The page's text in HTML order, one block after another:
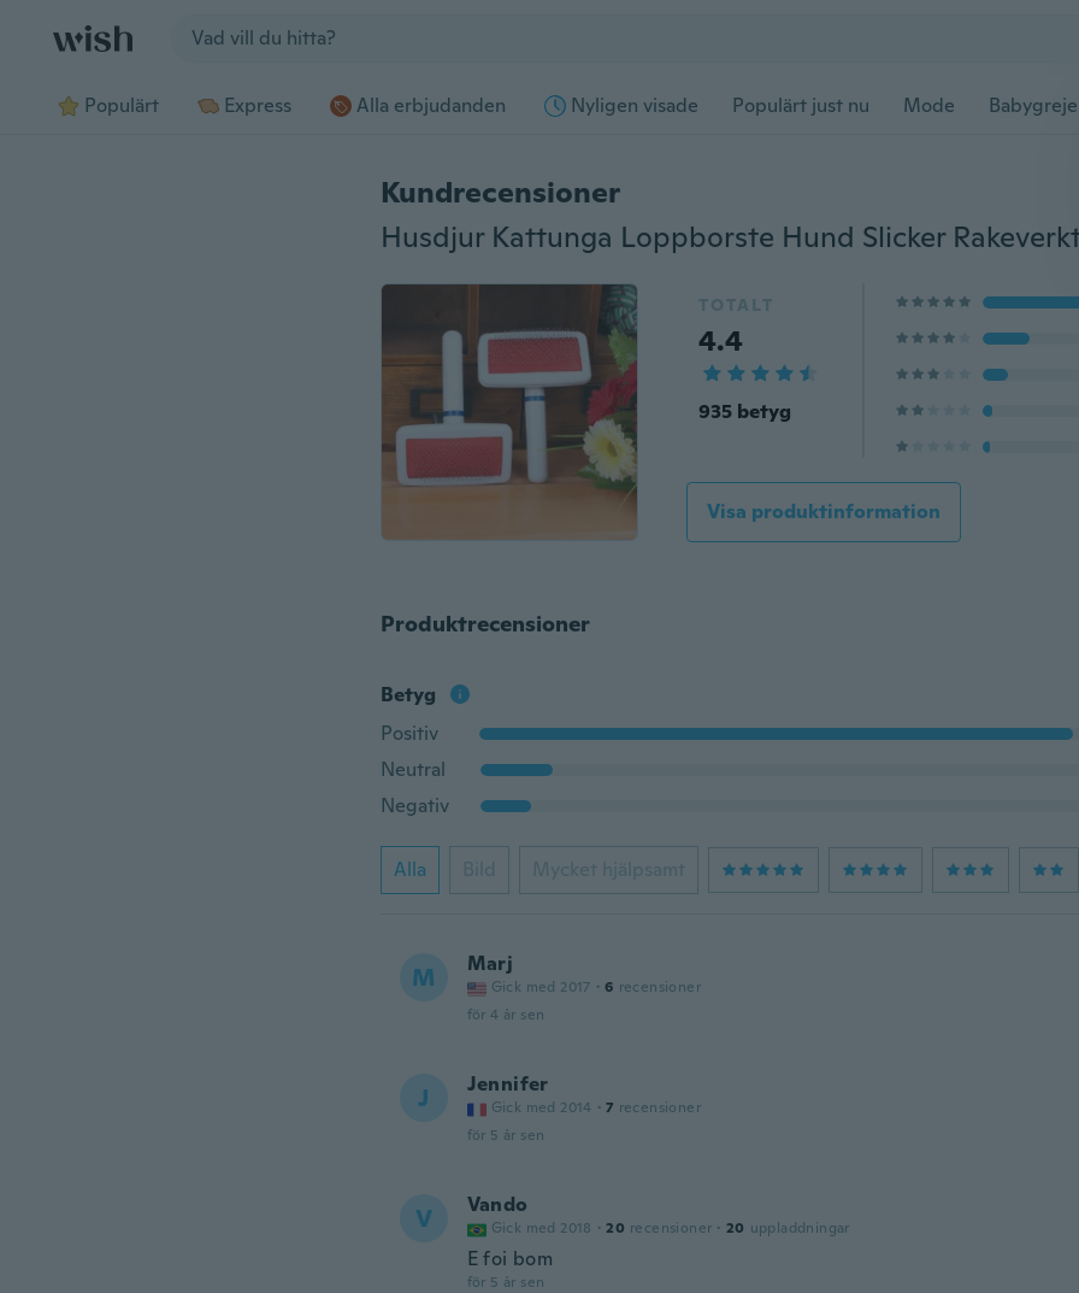
Populärt Express Alla erbjudanden Nyligen visade Populärt just nu Mode
Kundrecensioner
TOTALT
4.4
935 betyg
Visa produktinformation
Produktrecensioner
Betyg
Positiv
Neutral
Negativ
Alla Bild Mycket hjälpsamt
M Marj
Gick med 2017 · 6 recensioner
för 4 år sen
J Jennifer
Gick med 2014 · 7 recensioner
för 5 år sen
V Vando
Gick med 2018 · 20 recensioner · 20 uppladdningar
E foi bom
för 5 år sen